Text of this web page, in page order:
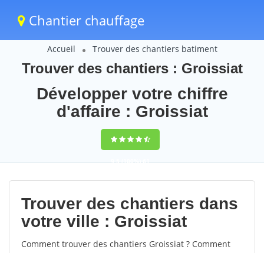
Chantier chauffage
Accueil Trouver des chantiers batiment
Trouver des chantiers : Groissiat
Développer votre chiffre
d'affaire : Groissiat
9,5(100%)61
votes
Trouver des chantiers dans
votre ville : Groissiat
Comment trouver des chantiers Groissiat ? Comment